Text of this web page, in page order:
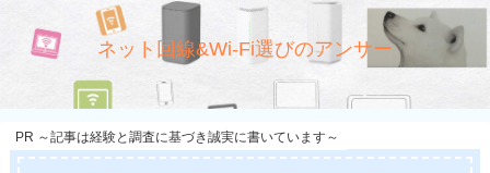
ネット回線&Wi-Fi選びのアンサー
PR ～記事は経験と調査に基づき誠実に書いています～